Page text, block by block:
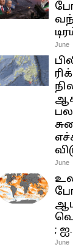
June
June
;
June